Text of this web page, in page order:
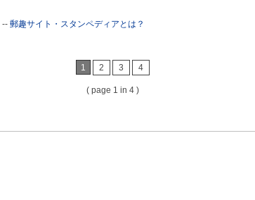
-- 郵趣サイト・スタンペディアとは？
1 2 3 4
( page 1 in 4 )